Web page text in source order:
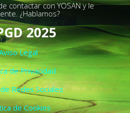
contactar con YOSAN y le
¿Hablamos?
2025
Legal
de Privacidad
Redes Sociales
de Cookies